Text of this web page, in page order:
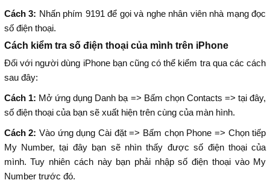
Cách 3: Nhấn phím 9191 để gọi và nghe nhân viên nhà mạng đọc
số điện thoại.
Cách kiểm tra số điện thoại của mình trên iPhone
Đối với người dùng iPhone bạn cũng có thể kiểm tra qua các cách
sau đây:
Cách 1: Mở ứng dụng Danh bạ => Bấm chọn Contacts => tại đây,
số điện thoại của bạn sẽ xuất hiện trên cùng của màn hình.
Cách 2:Vào ứng dụng Cài đặt => Bấm chọn Phone => Chọn tiếp
My Number, tại đây bạn sẽ nhìn thấy được số điện thoại của
mình. Tuy nhiên cách này bạn phải nhập số điện thoại vào My
Number trước đó.